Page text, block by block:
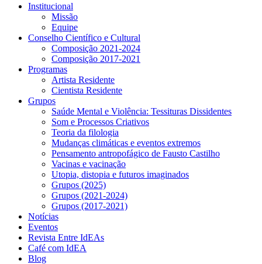
Institucional
Missão
Equipe
Conselho Científico e Cultural
Composição 2021-2024
Composição 2017-2021
Programas
Artista Residente
Cientista Residente
Grupos
Saúde Mental e Violência: Tessituras Dissidentes
Som e Processos Criativos
Teoria da filologia
Mudanças climáticas e eventos extremos
Pensamento antropofágico de Fausto Castilho
Vacinas e vacinação
Utopia, distopia e futuros imaginados
Grupos (2025)
Grupos (2021-2024)
Grupos (2017-2021)
Notícias
Eventos
Revista Entre IdEAs
Café com IdEA
Blog